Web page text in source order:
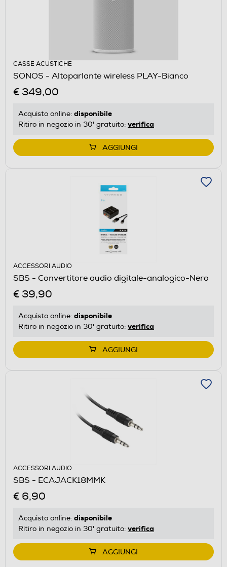
CASSE ACUSTICHE
SONOS - Altoparlante wireless PLAY-Bianco
€ 349,00
Acquisto online: disponibile
Ritiro in negozio in 30' gratuito: verifica
AGGIUNGI
ACCESSORI AUDIO
SBS - Convertitore audio digitale-analogico-Nero
€ 39,90
Acquisto online: disponibile
Ritiro in negozio in 30' gratuito: verifica
AGGIUNGI
ACCESSORI AUDIO
SBS - ECAJACK18MMK
€ 6,90
Acquisto online: disponibile
Ritiro in negozio in 30' gratuito: verifica
AGGIUNGI